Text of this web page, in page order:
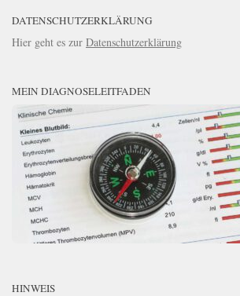
DATENSCHUTZERKLÄRUNG
Hier geht es zur Datenschutzerklärung
MEIN DIAGNOSELEITFADEN
HINWEIS